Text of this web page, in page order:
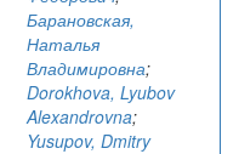
Барановская,
Наталья
Владимировна;
Dorokhova, Lyubov
Alexandrovna;
Yusupov, Dmitry